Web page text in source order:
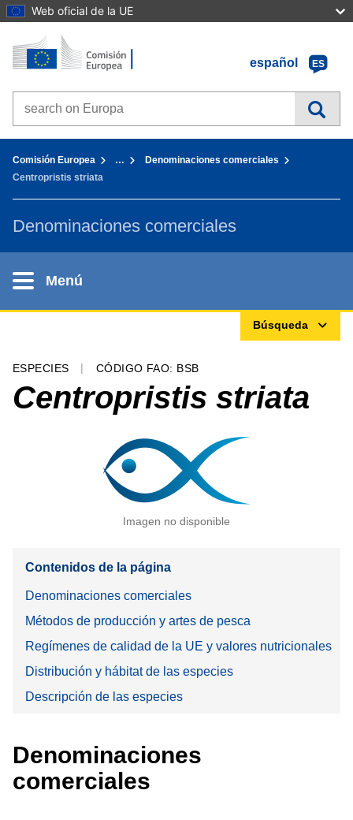
Web oficial de la UE
Ir al contenido
Inicio - Comisión Europea
español
ES
Search on Europa websites
Comisión Europea …
Denominaciones comerciales
Centropristis striata
Denominaciones comerciales
Menú
Búsqueda
ESPECIES CÓDIGO FAO: BSB
Centropristis striata
Imagen no disponible
Contenidos de la página
Denominaciones comerciales
Métodos de producción y artes de pesca
Regímenes de calidad de la UE y valores nutricionales
Distribución y hábitat de las especies
Descripción de las especies
Denominaciones
comerciales